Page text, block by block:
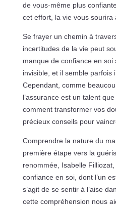
de vous-même plus
cet effort, la vie vous sourira
Se frayer un chemin à
incertitudes de la vie peut
manque de confiance en
invisible, et il semble parfois
Cependant, comme
l’assurance est un talent
comment transformer vos
précieux conseils pour
Comprendre la nature du
première étape vers la
renommée, Isabelle
confiance en soi, dont l’un
s’agit de se sentir à l’aise
cette compréhension nous